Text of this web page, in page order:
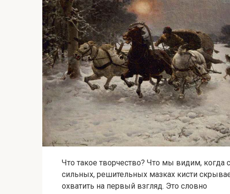
Что такое творчество? Что мы видим, когда
сильных, решительных мазках кисти
охватить на первый взгляд. Это словно